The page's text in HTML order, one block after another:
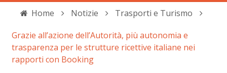
Home Notizie
Trasporti e Turismo
Grazie all’azione dell’Autorità, più autonomia e
trasparenza per le strutture ricettive italiane nei
rapporti con Booking